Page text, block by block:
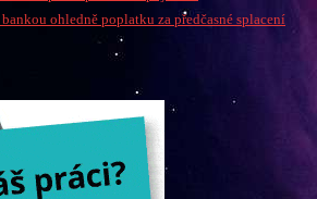
ohledně poplatku za předčasné splacení